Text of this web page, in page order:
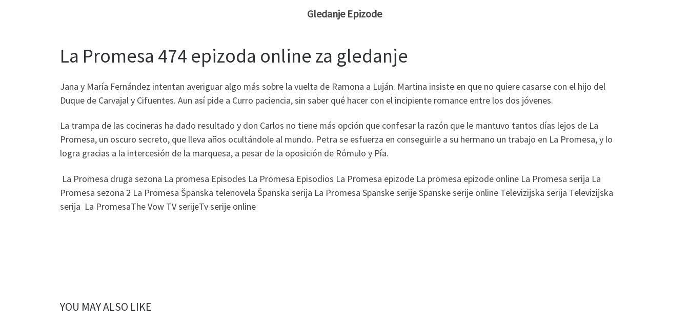
Gledanje Epizode
La Promesa 474 epizoda online za gledanje
Jana y María Fernández intentan averiguar algo más sobre la vuelta de Ramona a Luján. Martina insiste en que no quiere casarse con el hijo del
Duque de Carvajal y Cifuentes. Aun así pide a Curro paciencia, sin saber qué hacer con el incipiente romance entre los dos jóvenes.
La trampa de las cocineras ha dado resultado y don Carlos no tiene más opción que confesar la razón que le mantuvo tantos días lejos de La
Promesa, un oscuro secreto, que lleva años ocultándole al mundo. Petra se esfuerza en conseguirle a su hermano un trabajo en La Promesa, y lo
logra gracias a la intercesión de la marquesa, a pesar de la oposición de Rómulo y Pía.
La Promesa druga sezona La promesa Episodes La Promesa Episodios La Promesa epizode La promesa epizode online La Promesa serija La
Promesa sezona 2 La Promesa Španska telenovela Španska serija La Promesa Spanske serije Spanske serije online Televizijska serija Televizijska
serija La PromesaThe Vow TV serijeTv serije online
YOU MAY ALSO LIKE